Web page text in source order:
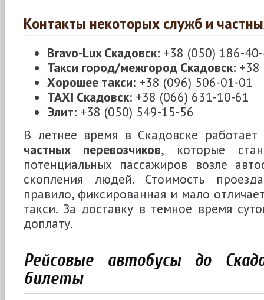
Контакты некоторых служб и
Bravo-Lux Скадовск: +38 (050) 186-
Такси город/межгород Скадовск: +38
Хорошее такси: +38 (096) 506-01-01
ТАХІ Скадовск: +38 (066) 631-10-61
Элит: +38 (050) 549-15-56
В летнее время в Скадовске работает
частных перевозчиков, которые
потенциальных пассажиров возле
скопления людей. Стоимость
правило, фиксированная и мало
такси. За доставку в темное время
доплату.
Рейсовые автобусы до
билеты